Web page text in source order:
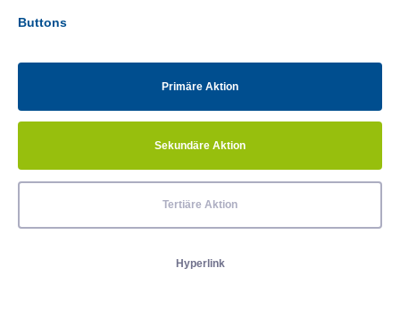
Buttons
Primäre Aktion
Sekundäre Aktion
Tertiäre Aktion
Hyperlink